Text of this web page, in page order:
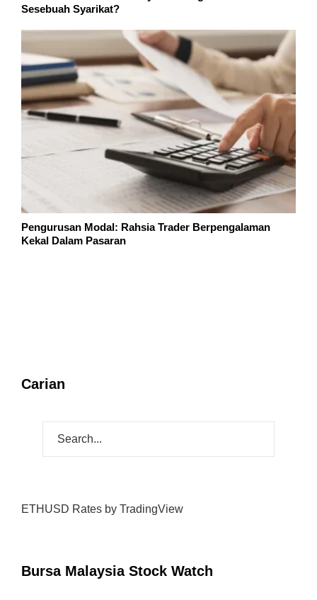
Pengurusan Modal: Rahsia Trader Berpengalaman
Kekal Dalam Pasaran
ETHUSD Rates
Bursa Malaysia Stock Watch